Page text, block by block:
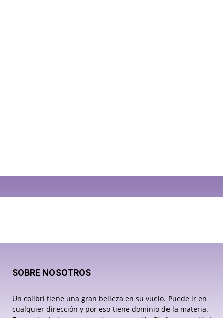
SOBRE NOSOTROS
Un colibrí tiene una gran belleza en su vuelo. Puede ir en
cualquier dirección y por eso tiene dominio de la materia.